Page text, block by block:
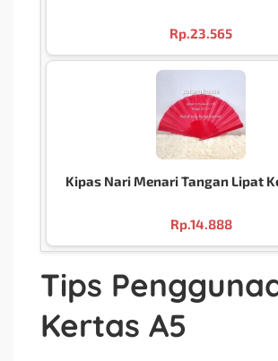
Rp.23.565
Kipas Nari Menari Tangan Lipat
Rp.14.888
Tips
Kertas A5